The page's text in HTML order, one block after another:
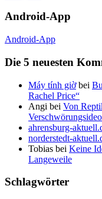
Android-App
Android-App
Die 5 neuesten
Máy tính giờbei
Rachel Price“
Angi bei Von
ahrensburg-
norderstedt-
Tobias bei Keine
Langeweile
Schlagwörter